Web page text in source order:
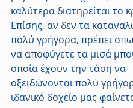
καλύτερα διατηρείται το
Επίσης, αν δεν τα
πολύ γρήγορα, πρέπει
να αποφύγετε τα μισά
οποία έχουν την τάση να
οξειδώνονται πολύ
ιδανικό δοχείο μας